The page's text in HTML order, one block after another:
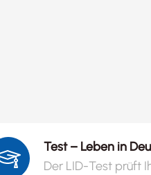
Test – Leben in
Der LID-Test prüft